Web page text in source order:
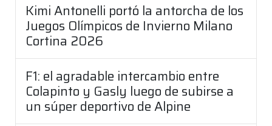
Kimi Antonelli portó la antorcha de los
Juegos Olímpicos de Invierno Milano
Cortina 2026
F1: el agradable intercambio entre
Colapinto y Gasly luego de subirse a
un súper deportivo de Alpine